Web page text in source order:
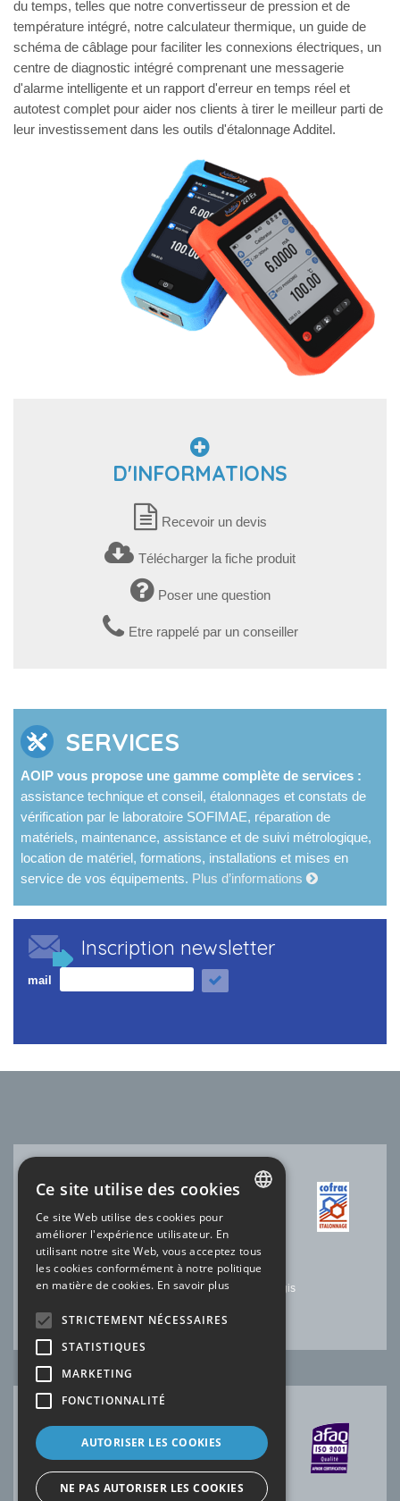
du temps, telles que notre convertisseur de pression et de
température intégré, notre calculateur thermique, un guide de
schéma de câblage pour faciliter les connexions électriques, un
centre de diagnostic intégré comprenant une messagerie
d'alarme intelligente et un rapport d'erreur en temps réel et
autotest complet pour aider nos clients à tirer le meilleur parti de
leur investissement dans les outils d'étalonnage Additel.
D'INFORMATIONS
Recevoir un devis
Télécharger la fiche produit
Poser une question
Etre rappelé par un conseiller
SERVICES
AOIP vous propose une gamme complète de services :
assistance technique et conseil, étalonnages et constats de
vérification par le laboratoire SOFIMAE, réparation de
matériels, maintenance, assistance et de suivi métrologique,
location de matériel, formations, installations et mises en
service de vos équipements. Plus d’informations
Inscription newsletter
mail
ACCRÉDITATION COFRAC
N°2.1525 * Température
N°2.1144* Electricité-Magnétisme
N°2.1227 * Temps Fréquence
Laboratoire SOFIMAE de notre site de Ris-Orangis
CERTIFICATION AFAQ
FRENCH
Ce site utilise des cookies
Ce site Web utilise des cookies pour
améliorer l'expérience utilisateur. En
utilisant notre site Web, vous acceptez tous
les cookies conformément à notre politique
en matière de cookies. En savoir plus
STRICTEMENT NÉCESSAIRES
STATISTIQUES
MARKETING
FONCTIONNALITÉ
AUTORISER LES COOKIES
NE PAS AUTORISER LES COOKIES